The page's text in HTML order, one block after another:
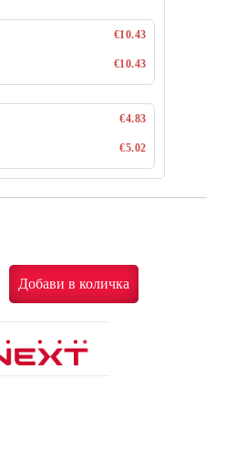
€10.43
€10.43
€4.83
€5.02